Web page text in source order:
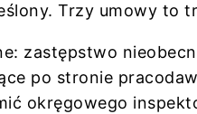
Trzy umowy to
zastępstwo
po stronie
okręgowego